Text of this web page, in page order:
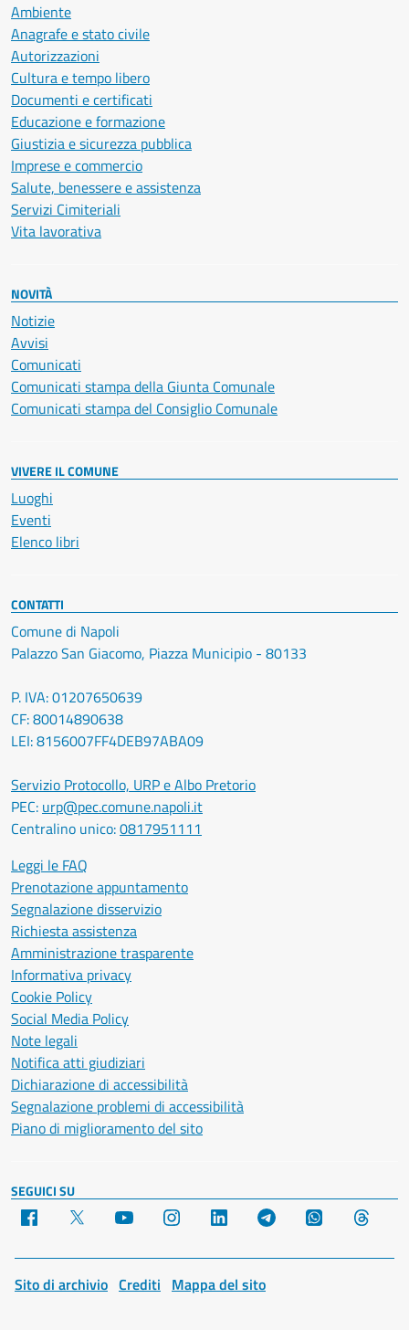
Ambiente
Anagrafe e stato civile
Autorizzazioni
Cultura e tempo libero
Documenti e certificati
Educazione e formazione
Giustizia e sicurezza pubblica
Imprese e commercio
Salute, benessere e assistenza
Servizi Cimiteriali
Vita lavorativa
NOVITÀ
Notizie
Avvisi
Comunicati
Comunicati stampa della Giunta Comunale
Comunicati stampa del Consiglio Comunale
VIVERE IL COMUNE
Luoghi
Eventi
Elenco libri
CONTATTI
Comune di Napoli
Palazzo San Giacomo, Piazza Municipio - 80133
P. IVA: 01207650639
CF: 80014890638
LEI: 8156007FF4DEB97ABA09
Servizio Protocollo, URP e Albo Pretorio
PEC: urp@pec.comune.napoli.it
Centralino unico:0817951111
Leggi le FAQ
Prenotazione appuntamento
Segnalazione disservizio
Richiesta assistenza
Amministrazione trasparente
Informativa privacy
Cookie Policy
Social Media Policy
Note legali
Notifica atti giudiziari
Dichiarazione di accessibilità
Segnalazione problemi di accessibilità
Piano di miglioramento del sito
SEGUICI SU
Facebook YouTube Instagram LinkedIn Telegram WhatsApp
Sito di archivio Crediti Mappa del sito